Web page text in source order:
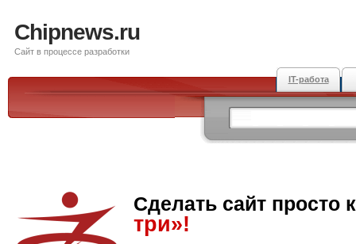
Chipnews.ru
Сайт в процессе разработки
IT-работа
Сделать сайт просто
три»!